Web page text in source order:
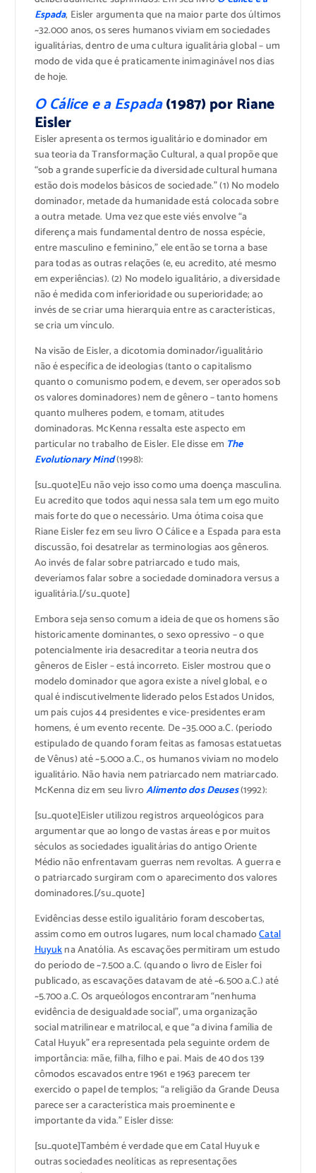
Espada, Eisler argumenta que na maior parte dos últimos
~32.000 anos, os seres humanos viviam em sociedades
igualitárias, dentro de uma cultura igualitária global – um
modo de vida que é praticamente inimaginável nos dias
de hoje.
O Cálice e a Espada(1987) por Riane
Eisler
Eisler apresenta os termos igualitário e dominador em
sua teoria da Transformação Cultural, a qual propõe que
“sob a grande superfície da diversidade cultural humana
estão dois modelos básicos de sociedade.” (1) No modelo
dominador, metade da humanidade está colocada sobre
a outra metade. Uma vez que este viés envolve “a
diferença mais fundamental dentro de nossa espécie,
entre masculino e feminino,” ele então se torna a base
para todas as outras relações (e, eu acredito, até mesmo
em experiências). (2) No modelo igualitário, a diversidade
não é medida com inferioridade ou superioridade; ao
invés de se criar uma hierarquia entre as características,
se cria um vínculo.
Na visão de Eisler, a dicotomia dominador/igualitário
não é específica de ideologias (tanto o capitalismo
quanto o comunismo podem, e devem, ser operados sob
os valores dominadores) nem de gênero – tanto homens
quanto mulheres podem, e tomam, atitudes
dominadoras. McKenna ressalta este aspecto em
particular no trabalho de Eisler. Ele disse em The
Evolutionary Mind(1998):
[su_quote]Eu não vejo isso como uma doença masculina.
Eu acredito que todos aqui nessa sala tem um ego muito
mais forte do que o necessário. Uma ótima coisa que
Riane Eisler fez em seu livro O Cálice e a Espada para esta
discussão, foi desatrelar as terminologias aos gêneros.
Ao invés de falar sobre patriarcado e tudo mais,
deveríamos falar sobre a sociedade dominadora versus a
igualitária.[/su_quote]
Embora seja senso comum a ideia de que os homens são
historicamente dominantes, o sexo opressivo – o que
potencialmente iria desacreditar a teoria neutra dos
gêneros de Eisler – está incorreto. Eisler mostrou que o
modelo dominador que agora existe a nível global, e o
qual é indiscutivelmente liderado pelos Estados Unidos,
um país cujos 44 presidentes e vice-presidentes eram
homens, é um evento recente. De ~35.000 a.C. (período
estipulado de quando foram feitas as famosas estatuetas
de Vênus) até ~5.000 a.C., os humanos viviam no modelo
igualitário. Não havia nem patriarcado nem matriarcado.
McKenna diz em seu livroAlimento dos Deuses(1992):
[su_quote]Eisler utilizou registros arqueológicos para
argumentar que ao longo de vastas áreas e por muitos
séculos as sociedades igualitárias do antigo Oriente
Médio não enfrentavam guerras nem revoltas. A guerra e
o patriarcado surgiram com o aparecimento dos valores
dominadores.[/su_quote]
Evidências desse estilo igualitário foram descobertas,
assim como em outros lugares, num local chamadoCatal
Huyukna Anatólia. As escavações permitiram um estudo
do período de ~7.500 a.C. (quando o livro de Eisler foi
publicado, as escavações datavam de até ~6.500 a.C.) até
~5.700 a.C. Os arqueólogos encontraram “nenhuma
evidência de desigualdade social”, uma organização
social matrilinear e matrilocal, e que “a divina família de
Catal Huyuk” era representada pela seguinte ordem de
importância: mãe, filha, filho e pai. Mais de 40 dos 139
cômodos escavados entre 1961 e 1963 parecem ter
exercido o papel de templos; “a religião da Grande Deusa
parece ser a característica mais proeminente e
importante da vida.” Eisler disse:
[su_quote]Também é verdade que em Catal Huyuk e
outras sociedades neolíticas as representações